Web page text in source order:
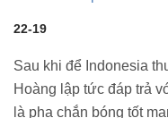
22-19
Sau khi để Indonesia
Hoàng lập tức đáp trả
là pha chắn bóng tốt